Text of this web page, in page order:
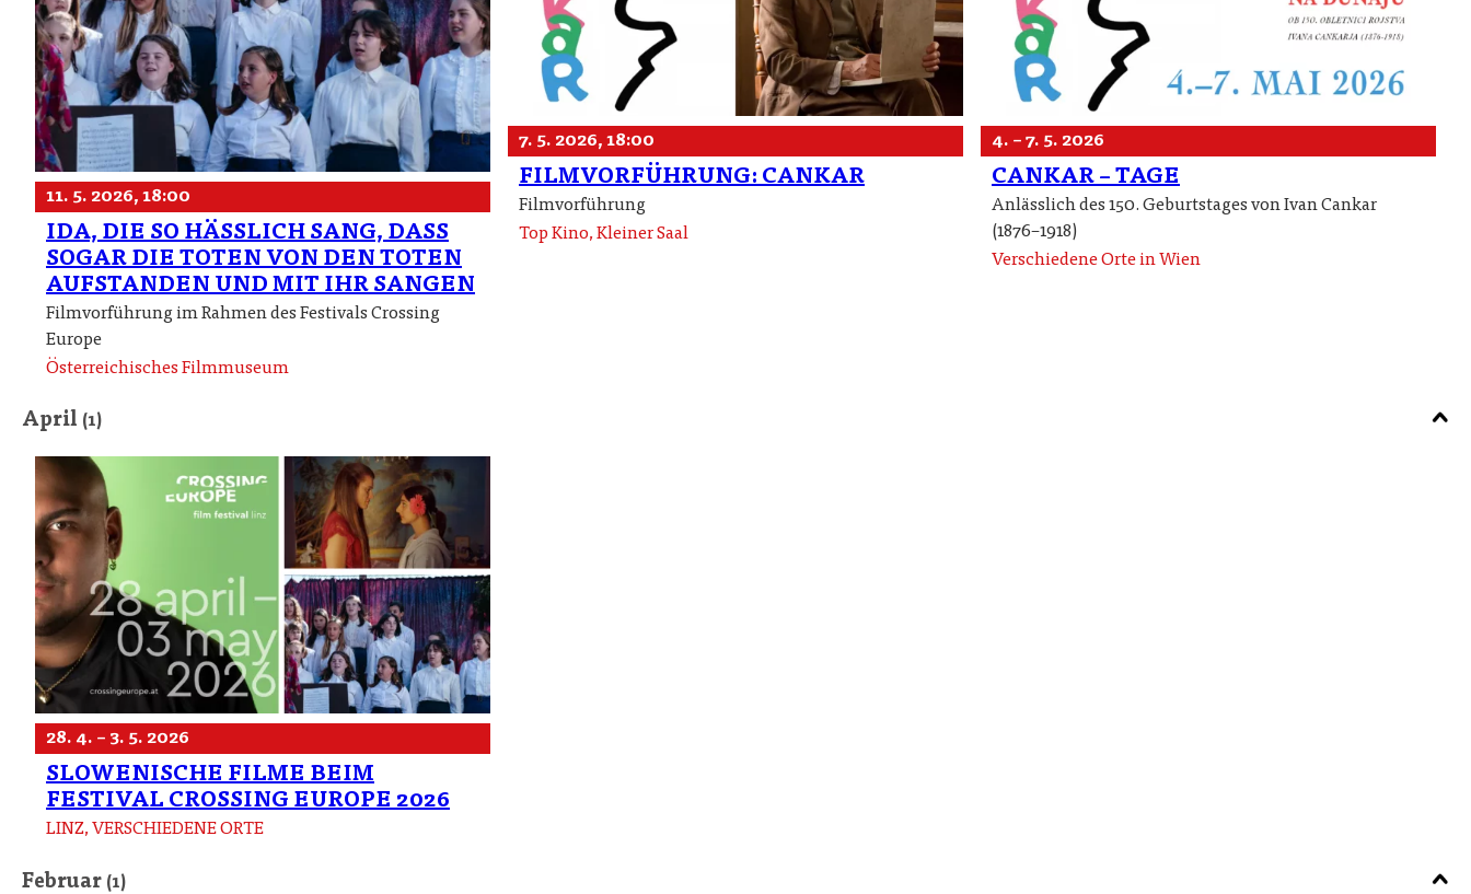
11. 5. 2026, 18:00
IDA, DIE SO HÄSSLICH SANG, DASS
SOGAR DIE TOTEN VON DEN TOTEN
AUFSTANDEN UND MIT IHR SANGEN
Filmvorführung im Rahmen des Festivals Crossing
Europe
Österreichisches Filmmuseum
7. 5. 2026, 18:00
FILMVORFÜHRUNG: CANKAR
Filmvorführung
Top Kino, Kleiner Saal
4. – 7. 5. 2026
CANKAR – TAGE
Anlässlich des 150. Geburtstages von Ivan Cankar
(1876–1918)
Verschiedene Orte in Wien
April (1)
28. 4. – 3. 5. 2026
SLOWENISCHE FILME BEIM
FESTIVAL CROSSING EUROPE 2026
LINZ, VERSCHIEDENE ORTE
Februar (1)